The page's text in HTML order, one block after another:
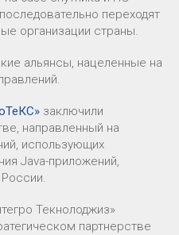
переходят
организации страны.
альянсы, нацеленные на
заключили
направленный на
использующих
Java-приложений,
Текнолоджиз»
партнерстве